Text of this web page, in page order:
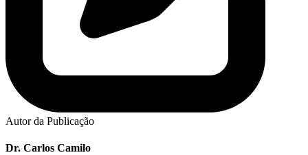
Autor da Publicação
Dr. Carlos Camilo